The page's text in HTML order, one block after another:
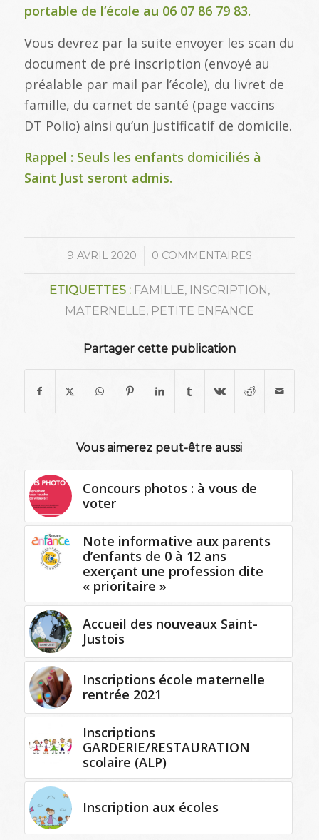
portable de l’école au 06 07 86 79 83.
Vous devrez par la suite envoyer les scan du
document de pré inscription (envoyé au
préalable par mail par l’école), du livret de
famille, du carnet de santé (page vaccins
DT Polio) ainsi qu’un justificatif de domicile.
Rappel : Seuls les enfants domiciliés à
Saint Just seront admis.
9 AVRIL 2020
/ 0 COMMENTAIRES
ETIQUETTES : FAMILLE, INSCRIPTION,
MATERNELLE, PETITE ENFANCE
Partager cette publication
Vous aimerez peut-être aussi
Concours photos : à vous de
voter
Note informative aux parents
d’enfants de 0 à 12 ans
exerçant une profession dite
« prioritaire »
Accueil des nouveaux Saint-
Justois
Inscriptions école maternelle
rentrée 2021
Inscriptions
GARDERIE/RESTAURATION
scolaire (ALP)
Inscription aux écoles